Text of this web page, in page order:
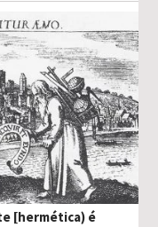
[hermética) é